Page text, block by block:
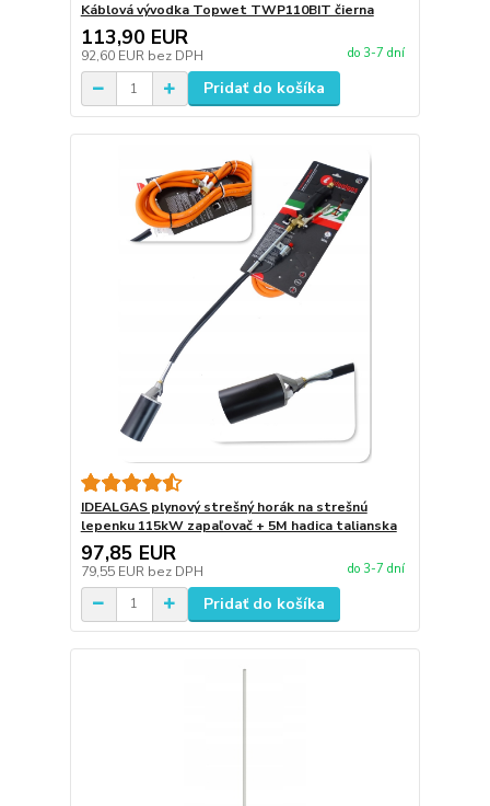
Káblová vývodka Topwet TWP110BIT čierna
113,90 EUR
92,60 EUR bez DPH do 3-7 dní
Pridať do košíka
IDEALGAS plynový strešný horák na strešnú
lepenku 115kW zapaľovač + 5M hadica talianska
97,85 EUR
79,55 EUR bez DPH do 3-7 dní
Pridať do košíka